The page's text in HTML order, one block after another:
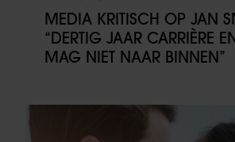
MEDIA KRITISCH OP JAN
“DERTIG JAAR CARRIÈRE
MAG NIET NAAR BINNEN”